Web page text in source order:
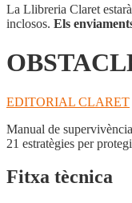
La Llibreria Claret
inclosos. Els
EDITORIAL CLARET
Manual de
21 estratègies per
Fitxa tècnica